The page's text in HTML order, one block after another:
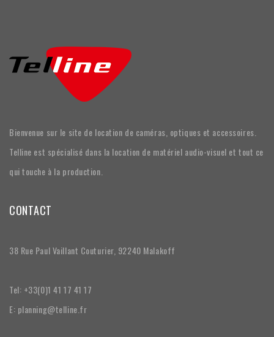
Bienvenue sur le site de location de caméras, optiques et accessoires.
Telline est spécialisé dans la location de matériel audio-visuel et tout ce
qui touche à la production.
CONTACT
38 Rue Paul Vaillant Couturier, 92240 Malakoff
Tel: +33(0)1 41 17 41 17
E: planning@telline.fr